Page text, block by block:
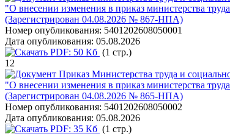
"О внесении изменения в приказ министерства
(Зарегистрирован 04.08.2026 № 867-НПА)
Номер опубликования: 5401202608050001
Дата опубликования: 05.08.2026
PDF: 50 Кб (1 стр.)
12
Приказ Министерства труда и
"О внесении изменения в приказ министерства
(Зарегистрирован 04.08.2026 № 865-НПА)
Номер опубликования: 5401202608050002
Дата опубликования: 05.08.2026
PDF: 35 Кб (1 стр.)